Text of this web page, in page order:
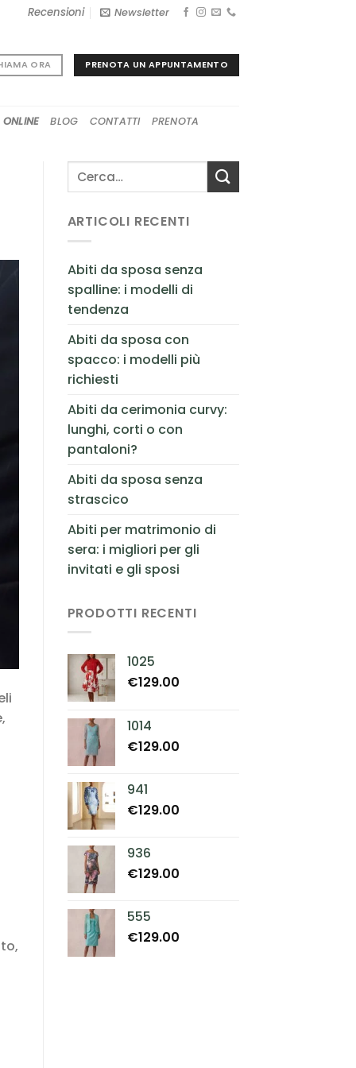
Recensioni Newsletter
ORA PRENOTA UN APPUNTAMENTO
BLOG CONTATTI PRENOTA
ARTICOLI RECENTI
Abiti da sposa senza
spalline: i modelli di
tendenza
Abiti da sposa con
spacco: i modelli più
richiesti
Abiti da cerimonia curvy:
lunghi, corti o con
pantaloni?
Abiti da sposa senza
strascico
Abiti per matrimonio di
sera: i migliori per gli
invitati e gli sposi
PRODOTTI RECENTI
1025
€129.00
1014
€129.00
941
€129.00
936
€129.00
555
€129.00